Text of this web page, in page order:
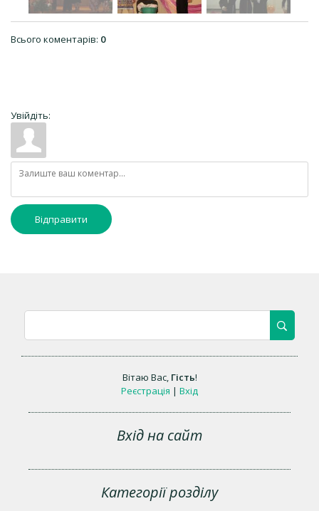
Всього коментарів: 0
Увійдіть:
Відправити
Вітаю Вас, Гість!
Реєстрація | Вхід
Вхід на сайт
Категорії розділу